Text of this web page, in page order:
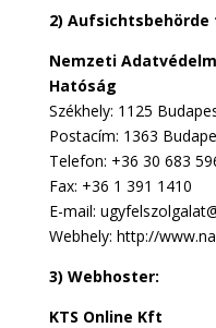
2)
Nemzeti
Hatóság
Székhely: 1125
Postacím: 1363
Telefon: +36 30 683
Fax: +36 1 391 1410
E-mail:
Webhely: http://
3) Webhoster:
KTS Online Kft